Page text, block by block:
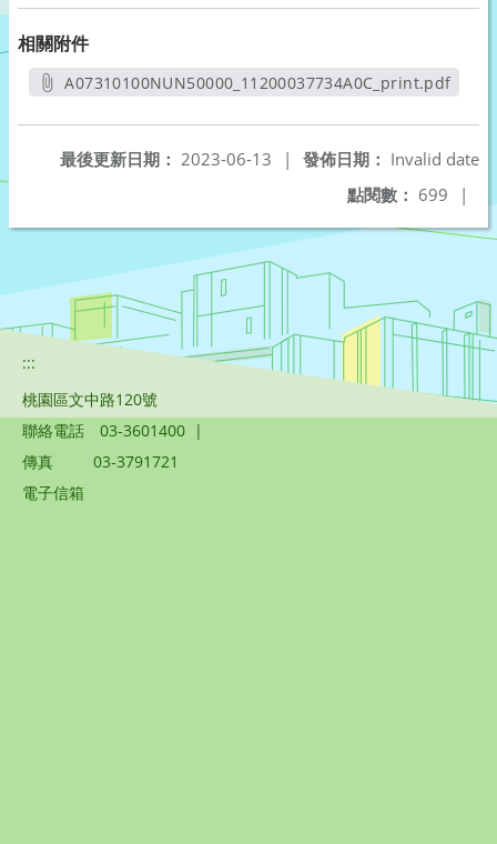
相關附件
A07310100NUN50000_11200037734A0C_print.pdf
發佈日期： Invalid date
最後更新日期： 2023-06-13
|
點閱數： 699 |
:::
桃園區文中路120號
聯絡電話
03-3601400 |
傳真
03-3791721
電子信箱